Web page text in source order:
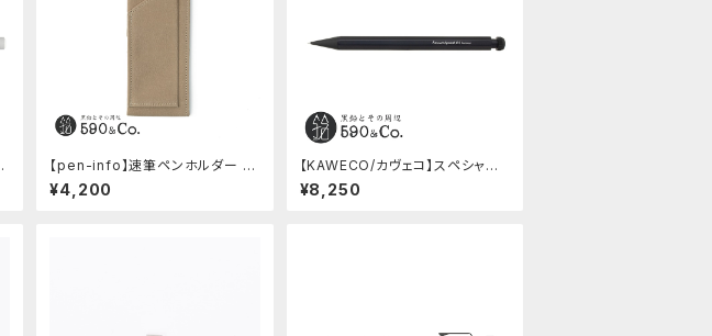
【pen-info】速筆ペンホルダー A
5スナップパッド590&Co.別注色
(ベージュ)
¥4,200
【KAWECO/カヴェコ】スペシャル
ペンシル(0.5mm)
¥8,250